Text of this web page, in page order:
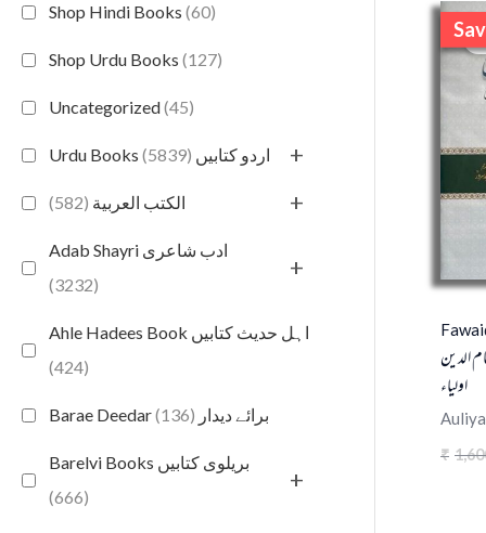
Shop Hindi Books (60)
Shop Urdu Books (127)
Uncategorized(45)
Urdu Books اردو کتابیں (5839) +
الكتب العربية (582) +
Adab Shayri ادب شاعری
(3232)
+
Ahle Hadees Book اہل حدیث کتابیں
(424)
Barae Deedar برائے دیدار (136)
Barelvi Books بریلوی کتابیں
(666)
+
الدین
اولیاء
₹